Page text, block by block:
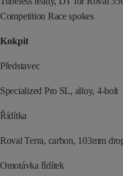
Competition Race spokes
Kokpit
Představec
Specialized Pro SL, alloy, 4-bolt
Řídítka
Roval Terra, carbon, 103mm
Omotávka řídítek